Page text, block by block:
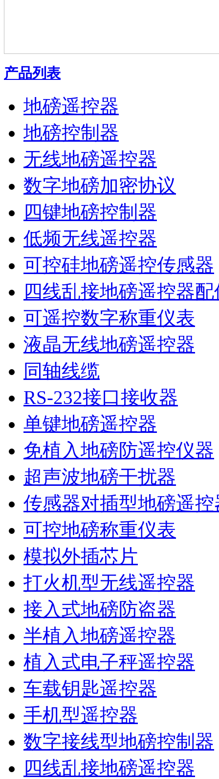
产品列表
地磅遥控器
地磅控制器
无线地磅遥控器
数字地磅加密协议
四键地磅控制器
低频无线遥控器
可控硅地磅遥控传感器
四线乱接地磅遥控器配
可遥控数字称重仪表
液晶无线地磅遥控器
同轴线缆
RS-232接口接收器
单键地磅遥控器
免植入地磅防遥控仪器
超声波地磅干扰器
传感器对插型地磅遥控
可控地磅称重仪表
模拟外插芯片
打火机型无线遥控器
接入式地磅防盗器
半植入地磅遥控器
植入式电子秤遥控器
车载钥匙遥控器
手机型遥控器
数字接线型地磅控制器
四线乱接地磅遥控器